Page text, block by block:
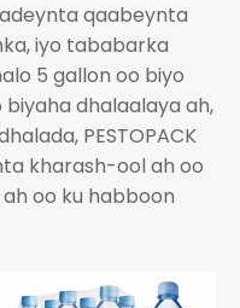
qaabeynta
iyo tababarka
5 gallon oo biyo
dhalaalaya ah,
PESTOPACK
kharash-ool ah oo
oo ku habboon